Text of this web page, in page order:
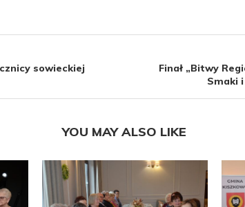
sowieckiej
Finał „Bitwy
Smaki
YOU MAY ALSO LIKE